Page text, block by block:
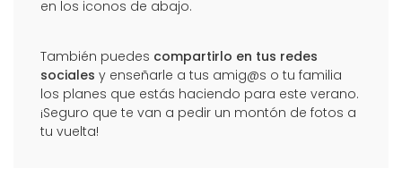
en los iconos de abajo.
También puedes compartirlo en tus redes
sociales y enseñarle a tus amig@s o tu familia
los planes que estás haciendo para este verano.
¡Seguro que te van a pedir un montón de fotos a
tu vuelta!